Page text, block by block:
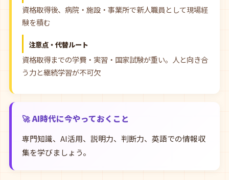
資格取得後、病院・施設・事業所で新人職員として現場経
験を積む
注意点・代替ルート
資格取得までの学費・実習・国家試験が重い。人と向き合
う力と継続学習が不可欠
🚀 AI時代に今やっておくこと
専門知識、AI活用、説明力、判断力、英語での情報収
集を学びましょう。